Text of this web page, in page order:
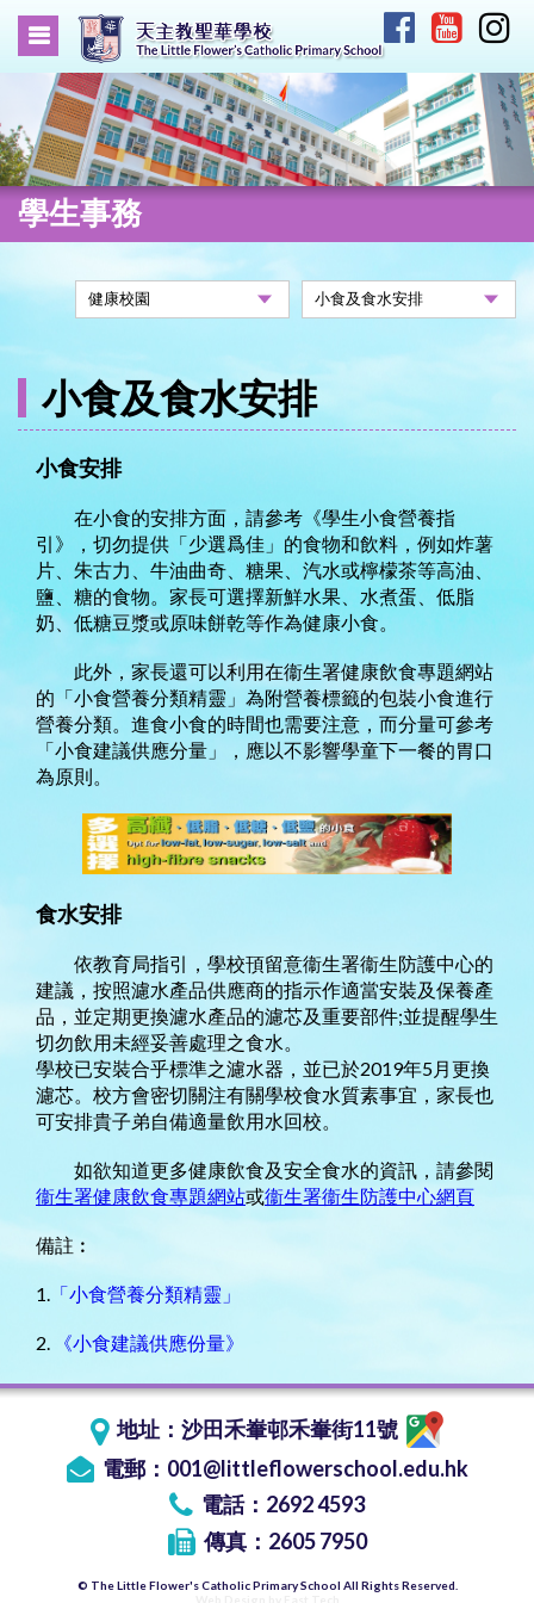
學生事務
小食及食水安排
小食安排
在小食的安排方面，請參考《學生小食營養指
引》，切勿提供「少選爲佳」的食物和飲料，例如炸薯
片、朱古力、牛油曲奇、糖果、汽水或檸檬茶等高油、
鹽、糖的食物。家長可選擇新鮮水果、水煮蛋、低脂
奶、低糖豆漿或原味餅乾等作為健康小食。
此外，家長還可以利用在衞生署健康飲食專題網站
的「小食營養分類精靈」為附營養標籤的包裝小食進行
營養分類。進食小食的時間也需要注意，而分量可參考
「小食建議供應分量」，應以不影響學童下一餐的胃口
為原則。
食水安排
依教育局指引，學校頇留意衞生署衞生防護中心的
建議，按照濾水產品供應商的指示作適當安裝及保養產
品，並定期更換濾水產品的濾芯及重要部件;並提醒學生
切勿飲用未經妥善處理之食水。
學校已安裝合乎標準之濾水器，並已於2019年5月更換
濾芯。校方會密切關注有關學校食水質素事宜，家長也
可安排貴子弟自備適量飲用水回校。
如欲知道更多健康飲食及安全食水的資訊，請參閱
衞生署健康飲食專題網站或衞生署衞生防護中心網頁
備註︰
1. 「小食營養分類精靈」
2. 《小食建議供應份量》
地址： 沙田禾輋邨禾輋街11號
電郵： 001@littleflowerschool.edu.hk
電話：2692 4593
傳真：2605 7950
© The Little Flower's Catholic Primary School All Rights Reserved.